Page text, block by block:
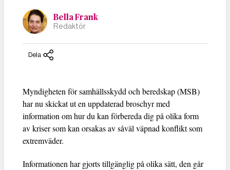
Bella Frank
Redaktör
Dela
Myndigheten för samhällsskydd och beredskap (MSB)
har nu skickat ut en uppdaterad broschyr med
information om hur du kan förbereda dig på olika form
av kriser som kan orsakas av såväl väpnad konflikt som
extremväder.
Informationen har gjorts tillgänglig på olika sätt, den går